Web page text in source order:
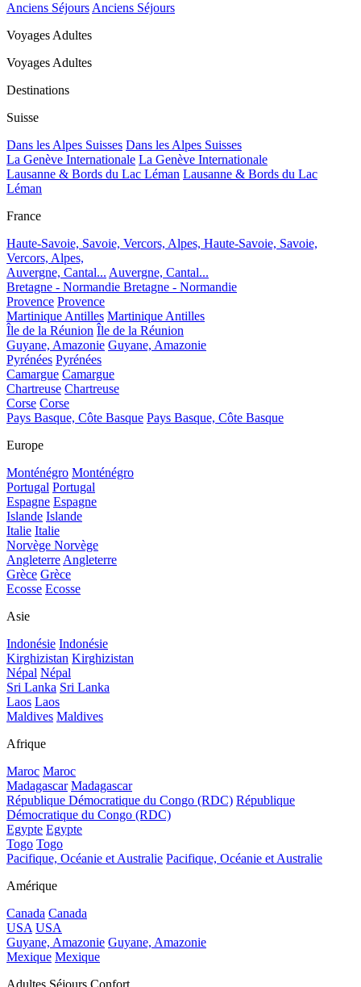
Anciens SéjoursAnciens Séjours
Voyages Adultes
Voyages Adultes
Destinations
Suisse
Dans les Alpes Suisses Dans les Alpes Suisses
La Genève Internationale La Genève Internationale
Lausanne & Bords du Lac Léman Lausanne & Bords du Lac
Léman
France
Haute-Savoie, Savoie, Vercors, Alpes, Haute-Savoie, Savoie,
Vercors, Alpes,
Auvergne, Cantal... Auvergne, Cantal...
Bretagne - Normandie Bretagne - Normandie
Provence Provence
Martinique Antilles Martinique Antilles
Île de la Réunion Île de la Réunion
Guyane, Amazonie Guyane, Amazonie
Pyrénées Pyrénées
Camargue Camargue
Chartreuse Chartreuse
Corse Corse
Pays Basque, Côte Basque Pays Basque, Côte Basque
Europe
Monténégro Monténégro
Portugal Portugal
Espagne Espagne
Islande Islande
Italie Italie
Norvège Norvège
AngleterreAngleterre
Grèce Grèce
Ecosse Ecosse
Asie
Indonésie Indonésie
Kirghizistan Kirghizistan
Népal Népal
Sri Lanka Sri Lanka
Laos Laos
Maldives Maldives
Afrique
Maroc Maroc
Madagascar Madagascar
République Démocratique du Congo (RDC) République
Démocratique du Congo (RDC)
Egypte Egypte
Togo Togo
Pacifique, Océanie et Australie Pacifique, Océanie et Australie
Amérique
Canada Canada
USA USA
Guyane, Amazonie Guyane, Amazonie
Mexique Mexique